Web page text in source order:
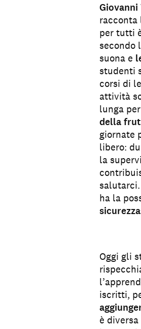
Giovanni
racconta
per tutti
secondo
suona e
studenti
corsi di
attività
lunga
della
giornate
libero:
la
ha la
sicurezza
Oggi gli
iscritti,
è